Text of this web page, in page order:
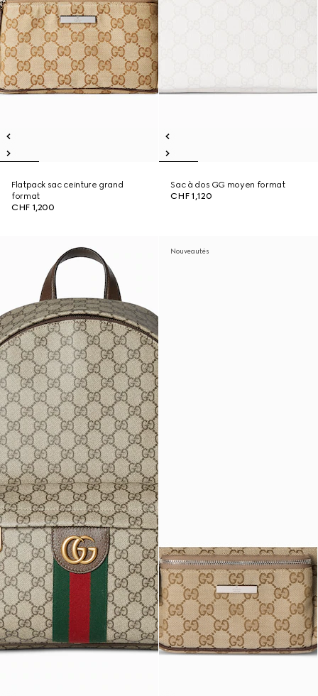
Flatpack sac ceinture grand
format
CHF 1,200
Sac à dos GG moyen format
CHF 1,120
Nouveautés